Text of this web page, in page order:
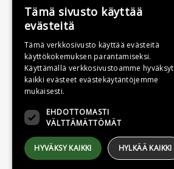
Lisätietoa
Toimitusehdot
Käyttöohjeet
Tietosuojaseloste
Saavutettavuusseloste
Tämä sivusto käyttää
evästeitä
Tämä verkkosivusto käyttää evästeitä
käyttökokemuksen parantamiseksi.
Käyttämällä verkkosivustoamme hyväksyt
kaikki evästeet evästekäytäntöjemme
mukaisesti.
EHDOTTOMASTI
VÄLTTÄMÄTTÖMÄT
HYVÄKSY KAIKKI HYLKÄÄ KAIKKI